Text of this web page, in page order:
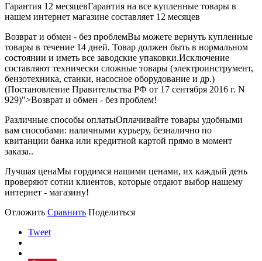
Гарантия 12 месяцевГарантия на все купленные товары в
нашем интернет магазине составляет 12 месяцев
Возврат и обмен - без проблемВы можете вернуть купленные
товары в течение 14 дней. Товар должен быть в нормальном
состоянии и иметь все заводские упаковки.Исключение
составляют технически сложные товары (электроинструмент,
бензотехника, станки, насосное оборудование и др.)
(Постановление Правительства РФ от 17 сентября 2016 г. N
929)">Возврат и обмен - без проблем!
Различные способы оплатыОплачивайте товары удобными
вам способами: наличными курьеру, безналично по
квитанции банка или кредитной картой прямо в момент
заказа..
Лучшая ценаМы гордимся нашими ценами, их каждый день
проверяют сотни клиентов, которые отдают выбор нашему
интернет - магазину!
Отложить Сравнить Поделиться
Tweet